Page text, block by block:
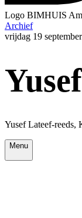
Logo BIMHUIS
Archief
vrijdag 19
Yusef Lateef-reeds,
Menu